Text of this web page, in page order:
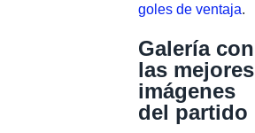
goles de ventaja.
Galería con
las mejores
imágenes
del partido